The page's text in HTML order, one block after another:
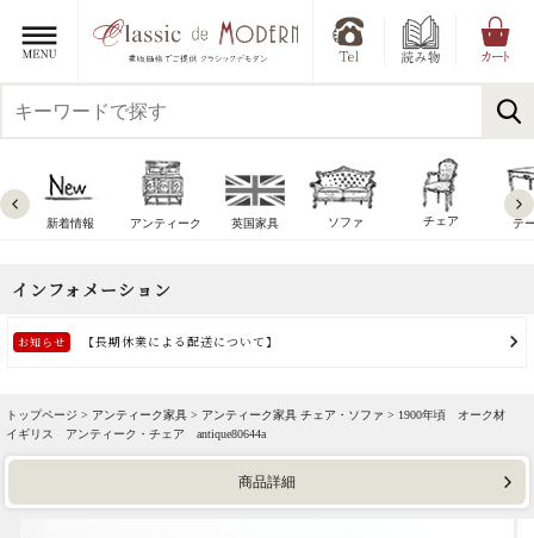
新着情報 アンティーク 英国家具 ソファ チェア テ
トップページ > アンティーク家具 > アンティーク家具 チェア・ソファ > 1900年頃 オーク材
イギリス アンティーク・チェア antique80644a
商品詳細